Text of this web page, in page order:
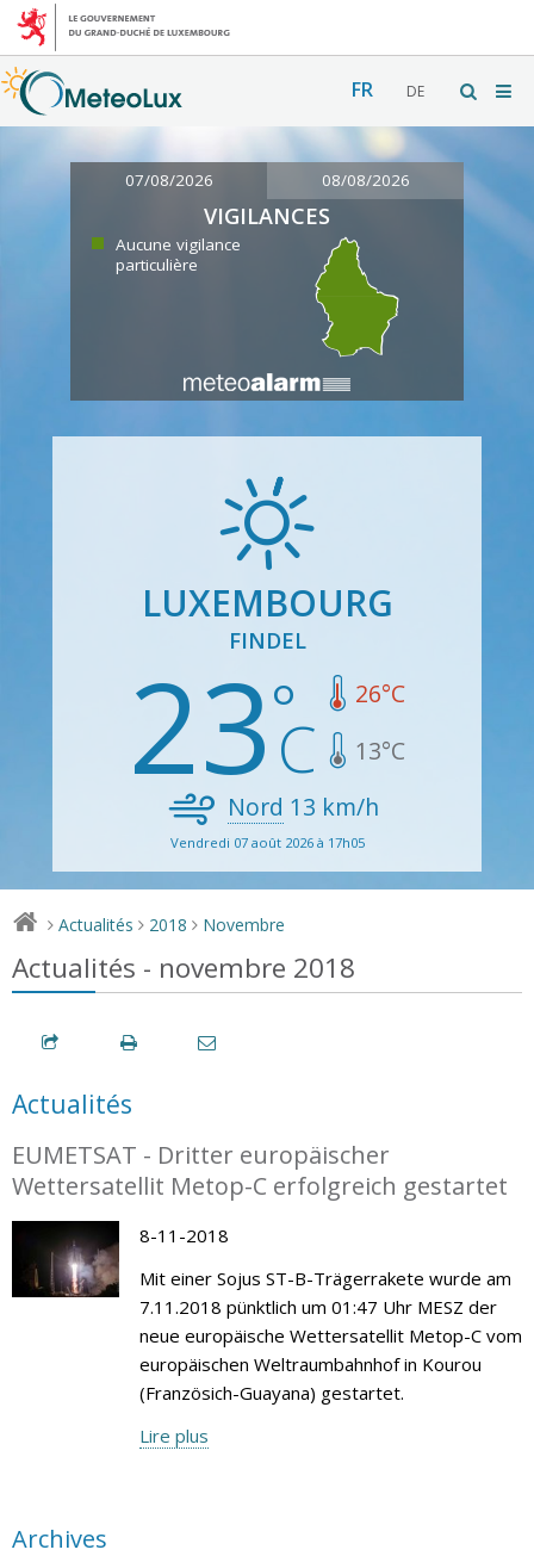
FR DE
07/08/2026 08/08/2026
VIGILANCES
Aucune vigilance
particulière
LUXEMBOURG
FINDEL
23 26°C
13°C
Nord 13 km/h
Vendredi 07 août 2026 à 17h05
> Actualités > 2018 > Novembre
Actualités - novembre 2018
Actualités
EUMETSAT - Dritter europäischer
Wettersatellit Metop-C erfolgreich gestartet
8-11-2018
Mit einer Sojus ST-B-Trägerrakete wurde am
7.11.2018 pünktlich um 01:47 Uhr MESZ der
neue europäische Wettersatellit Metop-C vom
europäischen Weltraumbahnhof in Kourou
(Französich-Guayana) gestartet.
Lire plus
Archives